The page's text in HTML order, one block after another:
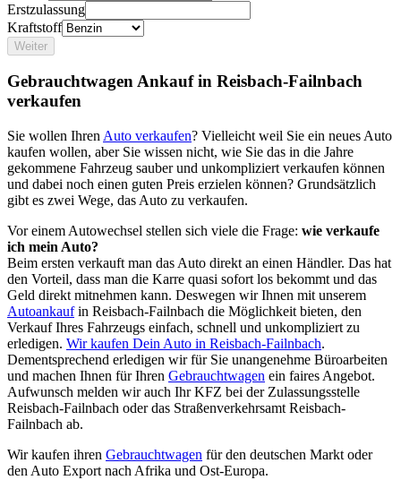
Erstzulassung
Kraftstoff
Weiter
Gebrauchtwagen Ankauf in Reisbach-Failnbach
verkaufen
Sie wollen Ihren Auto verkaufen? Vielleicht weil Sie ein neues Auto
kaufen wollen, aber Sie wissen nicht, wie Sie das in die Jahre
gekommene Fahrzeug sauber und unkompliziert verkaufen können
und dabei noch einen guten Preis erzielen können? Grundsätzlich
gibt es zwei Wege, das Auto zu verkaufen.
Vor einem Autowechsel stellen sich viele die Frage: wie verkaufe
ich mein Auto?
Beim ersten verkauft man das Auto direkt an einen Händler. Das hat
den Vorteil, dass man die Karre quasi sofort los bekommt und das
Geld direkt mitnehmen kann. Deswegen wir Ihnen mit unserem
Autoankaufin Reisbach-Failnbach die Möglichkeit bieten, den
Verkauf Ihres Fahrzeugs einfach, schnell und unkompliziert zu
erledigen. Wir kaufen Dein Auto in Reisbach-Failnbach.
Dementsprechend erledigen wir für Sie unangenehme Büroarbeiten
und machen Ihnen für Ihren Gebrauchtwagen ein faires Angebot.
Aufwunsch melden wir auch Ihr KFZ bei der Zulassungsstelle
Reisbach-Failnbach oder das Straßenverkehrsamt Reisbach-
Failnbach ab.
Wir kaufen ihren Gebrauchtwagen für den deutschen Markt oder
den Auto Export nach Afrika und Ost-Europa.